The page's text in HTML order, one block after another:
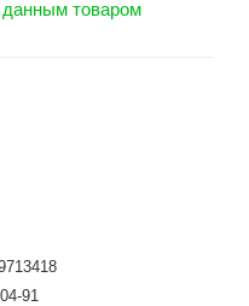
данным товаром
91